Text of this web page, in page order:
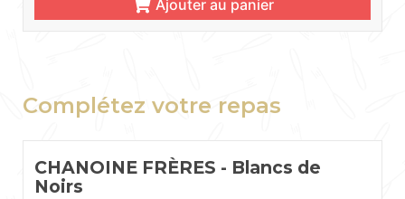
Ajouter au panier
Complétez votre repas
CHANOINE FRÈRES - Blancs de
Noirs